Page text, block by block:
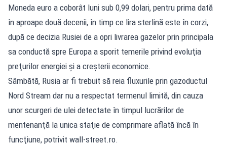
Moneda euro a coborât luni sub 0,99 dolari, pentru prima dată
în aproape două decenii, în timp ce lira sterlină este în corzi,
după ce decizia Rusiei de a opri livrarea gazelor prin principala
sa conductă spre Europa a sporit temerile privind evoluţia
preţurilor energiei şi a creşterii economice.
Sâmbătă, Rusia ar fi trebuit să reia fluxurile prin gazoductul
Nord Stream dar nu a respectat termenul limită, din cauza
unor scurgeri de ulei detectate în timpul lucrărilor de
mentenanţă la unica staţie de comprimare aflată încă în
funcţiune, potrivit wall-street.ro.